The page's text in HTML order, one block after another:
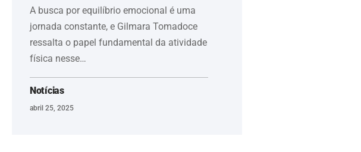
A busca por equilíbrio emocional é uma
jornada constante, e Gilmara Tomadoce
ressalta o papel fundamental da atividade
física nesse…
Notícias
abril 25, 2025